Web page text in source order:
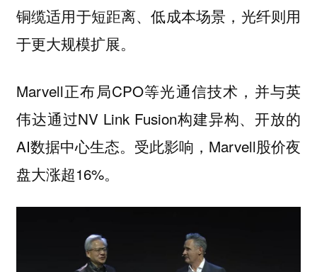
铜缆适用于短距离、低成本场景，光纤则用
于更大规模扩展。
Marvell正布局CPO等光通信技术，并与英
伟达通过NV Link Fusion构建异构、开放的
AI数据中心生态。受此影响，Marvell股价夜
盘大涨超16%。